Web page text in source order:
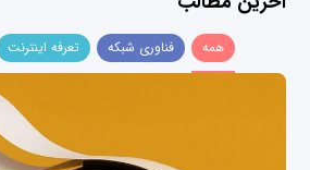
همه فناوری شبکه تعرفه اینترنت